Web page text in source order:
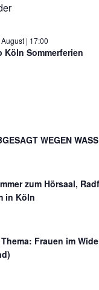
| 17:00
Köln Sommerferien
WEGEN
zum Hörsaal,
in Köln
Frauen im